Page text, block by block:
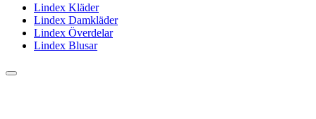
Lindex Kläder
Lindex Damkläder
Lindex Överdelar
Lindex Blusar